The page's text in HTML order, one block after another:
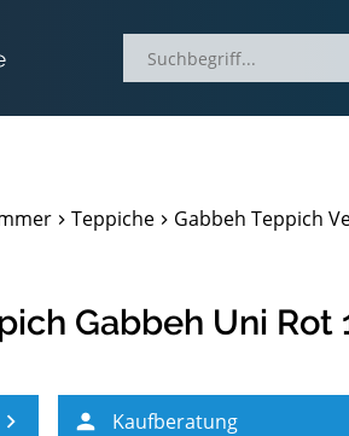
Teppiche Gabbeh Teppich
Gabbeh Uni Rot
Kaufberatung